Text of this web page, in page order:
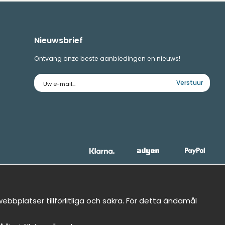
Nieuwsbrief
Ontvang onze beste aanbiedingen en nieuws!
E-
mailadres
Verstuur
tillförlitliga och säkra. För detta ändamål